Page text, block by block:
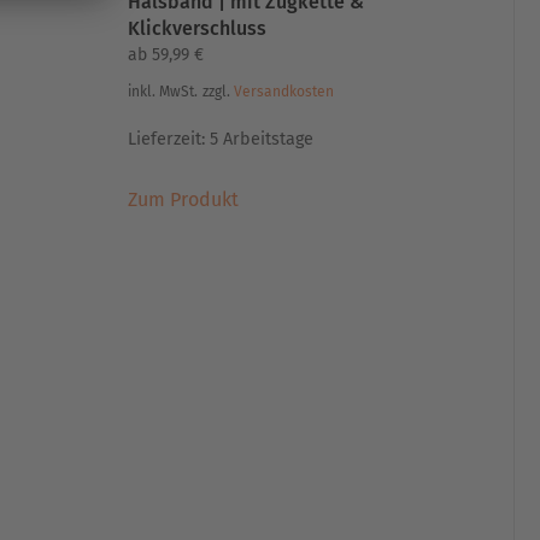
Klickverschluss
ab 59,99 €
inkl. MwSt. zzgl. Versandkosten
Lieferzeit: 5 Arbeitstage
Zum ProduktProdukt